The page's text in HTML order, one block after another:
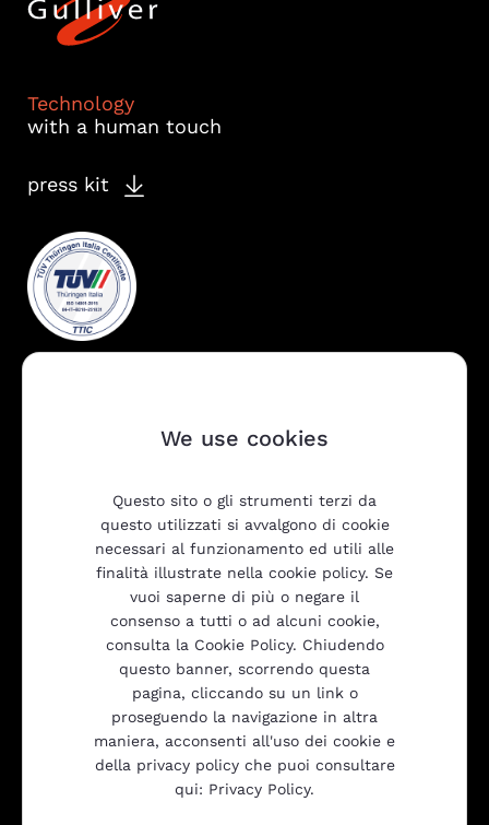
Technology
with a human touch
press kit
Gulliver srl
We use cookies
Questo sito o gli strumenti terzi da
questo utilizzati si avvalgono di cookie
necessari al funzionamento ed utili alle
finalità illustrate nella cookie policy. Se
vuoi saperne di più o negare il
consenso a tutti o ad alcuni cookie,
consulta la Cookie Policy. Chiudendo
questo banner, scorrendo questa
pagina, cliccando su un link o
proseguendo la navigazione in altra
maniera, acconsenti all'uso dei cookie e
della privacy policy che puoi consultare
qui: Privacy Policy.